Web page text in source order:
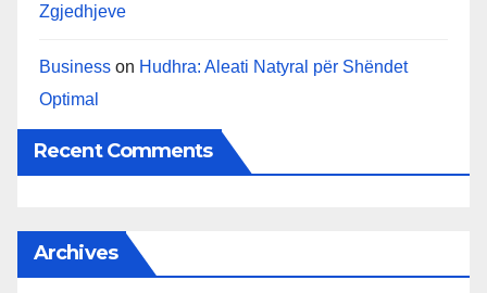
Zgjedhjeve
Business on Hudhra: Aleati Natyral për Shëndet
Optimal
Recent Comments
Archives